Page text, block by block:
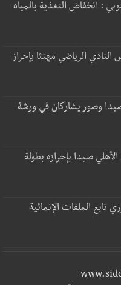
: انخفاض التغذية بالمياه
الرياضي مهنئا بإحراز
وصور يشاركان في ورشة
صيدا بإحرازه بطولة
تابع الملفات الإنمائية